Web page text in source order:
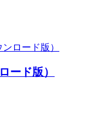
ード版）